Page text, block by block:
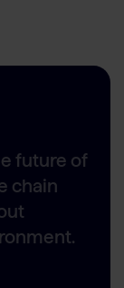
future of
chain